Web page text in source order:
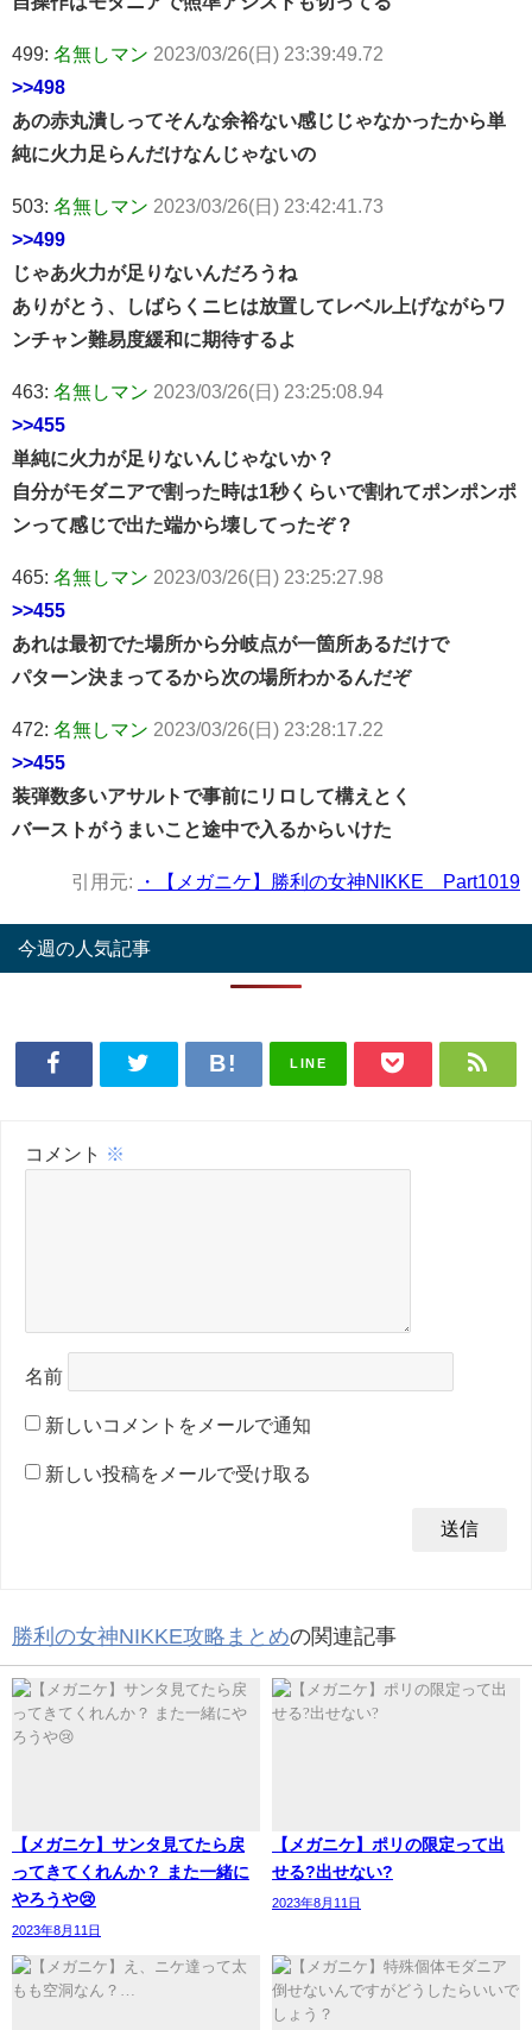
499: 名無しマン 2023/03/26(日) 23:39:49.72
>>498
あの赤丸潰しってそんな余裕ない感じじゃなかったから単
純に火力足らんだけなんじゃないの
503: 名無しマン 2023/03/26(日) 23:42:41.73
>>499
じゃあ火力が足りないんだろうね
ありがとう、しばらくニヒは放置してレベル上げながらワ
ンチャン難易度緩和に期待するよ
463: 名無しマン 2023/03/26(日) 23:25:08.94
>>455
単純に火力が足りないんじゃないか？
自分がモダニアで割った時は1秒くらいで割れてポンポンポ
ンって感じで出た端から壊してったぞ？
465: 名無しマン 2023/03/26(日) 23:25:27.98
>>455
あれは最初でた場所から分岐点が一箇所あるだけで
パターン決まってるから次の場所わかるんだぞ
472: 名無しマン 2023/03/26(日) 23:28:17.22
>>455
装弾数多いアサルトで事前にリロして構えとく
バーストがうまいこと途中で入るからいけた
引用元: ・【メガニケ】勝利の女神NIKKE Part1019
今週の人気記事
LINE
コメント ※
名前
新しいコメントをメールで通知
新しい投稿をメールで受け取る
勝利の女神NIKKE攻略まとめの関連記事
【メガニケ】サンタ見てたら戻
ってきてくれんか？ また一緒に
やろうや😢
2023年8月11日
【メガニケ】ポリの限定って出
せる?出せない?
2023年8月11日